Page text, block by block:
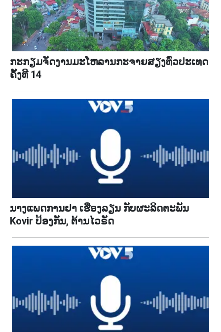
ກະ​ກຽມ​ຈັດງານມະໂຫລານກະຈາຍສຽງທົ່ວປະເທດ
ຄັ້ງທີ 14
ນາງແພດການຢາ ເຮືອງລຽນ ກັບຜະລິດຕະພັນ
Kovir ປ້ອງກັນ, ຕ້ານໄວຣັດ